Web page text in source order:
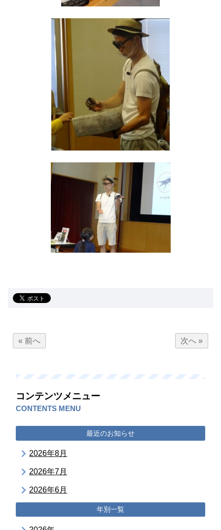
« 前へ 次へ »
コンテンツメニュー
CONTENTS MENU
最近のお知らせ
2026年8月
2026年7月
2026年6月
年別一覧